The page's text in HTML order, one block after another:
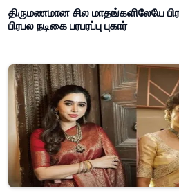
திருமணமான சில மாதங்களிலேயே
பிரபல நடிகை பரபரப்பு புகார்